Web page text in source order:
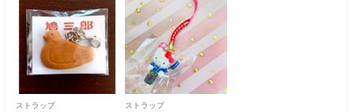
ストラップ ストラップ